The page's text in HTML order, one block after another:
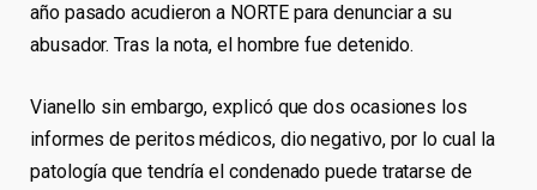
año pasado acudieron a NORTE para denunciar a su
abusador. Tras la nota, el hombre fue detenido.
Vianello sin embargo, explicó que dos ocasiones los
informes de peritos médicos, dio negativo, por lo cual la
patología que tendría el condenado puede tratarse de